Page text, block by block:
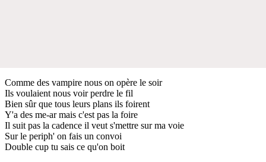
Comme des vampire nous on opère le soir
Ils voulaient nous voir perdre le fil
Bien sûr que tous leurs plans ils foirent
Y'a des me-ar mais c'est pas la foire
Il suit pas la cadence il veut s'mettre sur ma voie
Sur le periph' on fais un convoi
Double cup tu sais ce qu'on boit